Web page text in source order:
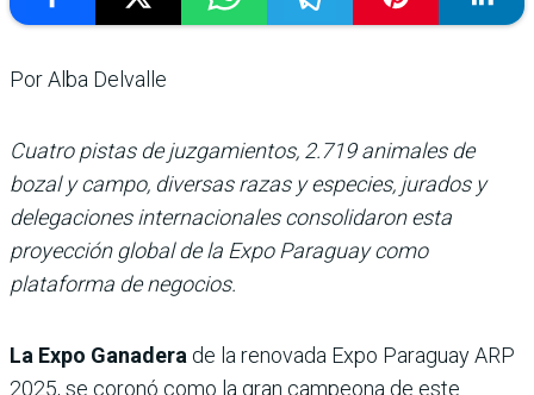
Por Alba Delvalle
Cuatro pistas de juzgamientos, 2.719 animales de
bozal y campo, diversas razas y especies, jurados y
delegaciones internacionales consolidaron esta
proyección global de la Expo Paraguay como
plataforma de negocios.
La Expo Ganadera de la renovada Expo Paraguay ARP
2025, se coronó como la gran campeona de este